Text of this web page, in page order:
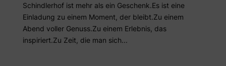
Schindlerhof ist mehr als ein Geschenk.Es ist eine
Einladung zu einem Moment, der bleibt.Zu einem
Abend voller Genuss.Zu einem Erlebnis, das
inspiriert.Zu Zeit, die man sich...